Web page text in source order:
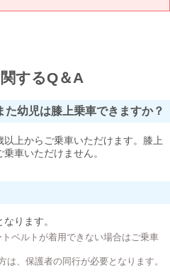
するQ＆A
幼児は膝上乗車できますか？
上からご乗車いただけます。膝上
車いただけません。
ります。
ベルトが着用できない場合はご乗車
、保護者の同行が必要となります。